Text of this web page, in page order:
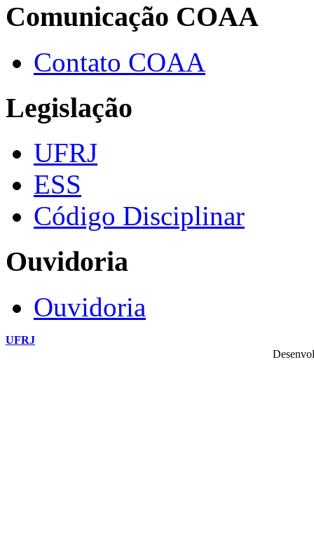
Comunicação COAA
Contato COAA
Legislação
UFRJ
ESS
Código Disciplinar
Ouvidoria
Ouvidoria
UFRJ